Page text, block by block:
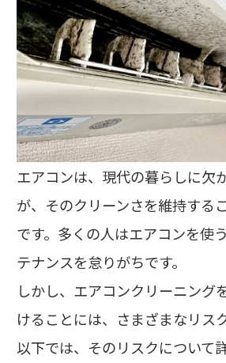
エアコンは、現代の暮らしに欠
が、そのクリーンさを維持する
です。多くの人はエアコンを使
テナンスを怠りがちです。
しかし、エアコンクリーニング
けることには、さまざまなリス
以下では、そのリスクについて